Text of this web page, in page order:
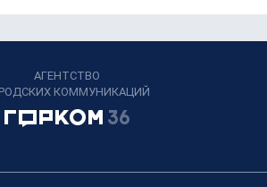
АГЕНТСТВО
КОММУНИКАЦИЙ